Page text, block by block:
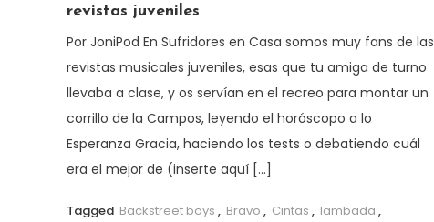
revistas juveniles
Por JoniPod En Sufridores en Casa somos muy fans de las
revistas musicales juveniles, esas que tu amiga de turno
llevaba a clase, y os servían en el recreo para montar un
corrillo de la Campos, leyendo el horóscopo a lo
Esperanza Gracia, haciendo los tests o debatiendo cuál
era el mejor de (inserte aquí […]
Tagged Backstreet boys , Bravo , Cintas , lambada ,